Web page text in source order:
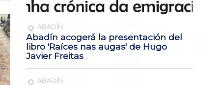
ABADÍN
Abadín acogerá la presentación del
libro 'Raíces nas augas' de Hugo
Javier Freitas
ABADÍN